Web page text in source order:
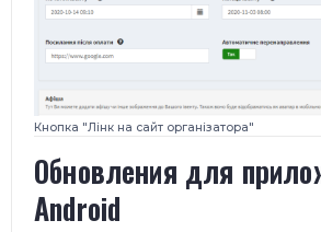
Кнопка "Лінк на сайт організатора"
​Обновления для
Android